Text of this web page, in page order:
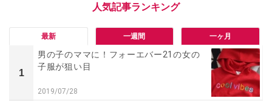
最新 一週間 一ヶ月
1
男の子のママに！フォーエバー21の女の
子服が狙い目
2019/07/28